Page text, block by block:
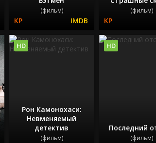
(фильм) (фильм)
Рон Камонохаси:
Невменяемый
детектив
(фильм)
HD
Последний
(фильм)
HD